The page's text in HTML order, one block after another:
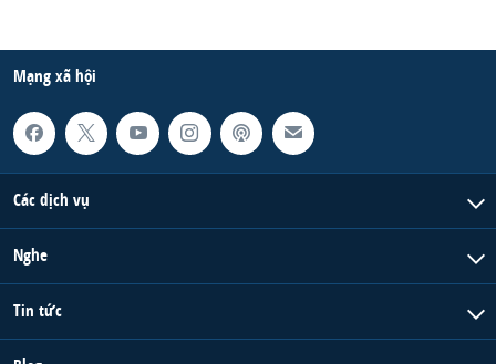
Mạng xã hội
Các dịch vụ
Nghe
Tin tức